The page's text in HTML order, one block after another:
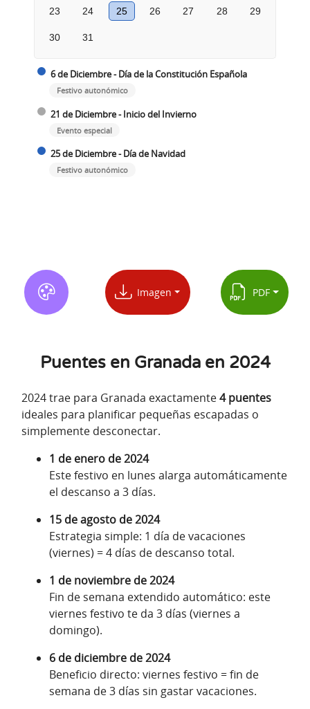
23 24 25 26 27 28 29
30 31
6 de Diciembre - Día de la Constitución Española
Festivo autonómico
21 de Diciembre - Inicio del Invierno
Evento especial
25 de Diciembre - Día de Navidad
Festivo autonómico
Imagen PDF
Puentes en Granada en 2024
2024 trae para Granada exactamente4 puentes
ideales para planificar pequeñas escapadas o
simplemente desconectar.
1 de enero de 2024
Este festivo en lunes alarga automáticamente
el descanso a 3 días.
15 de agosto de 2024
Estrategia simple: 1 día de vacaciones
(viernes) = 4 días de descanso total.
1 de noviembre de 2024
Fin de semana extendido automático: este
viernes festivo te da 3 días (viernes a
domingo).
6 de diciembre de 2024
Beneficio directo: viernes festivo = fin de
semana de 3 días sin gastar vacaciones.